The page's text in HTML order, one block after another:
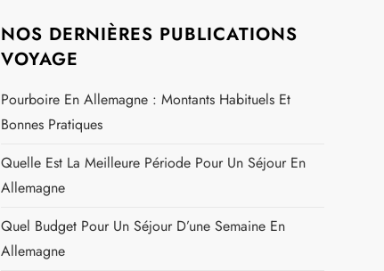
NOS DERNIÈRES PUBLICATIONS
VOYAGE
Pourboire En Allemagne : Montants Habituels Et
Bonnes Pratiques
Quelle Est La Meilleure Période Pour Un Séjour En
Allemagne
Quel Budget Pour Un Séjour D’une Semaine En
Allemagne